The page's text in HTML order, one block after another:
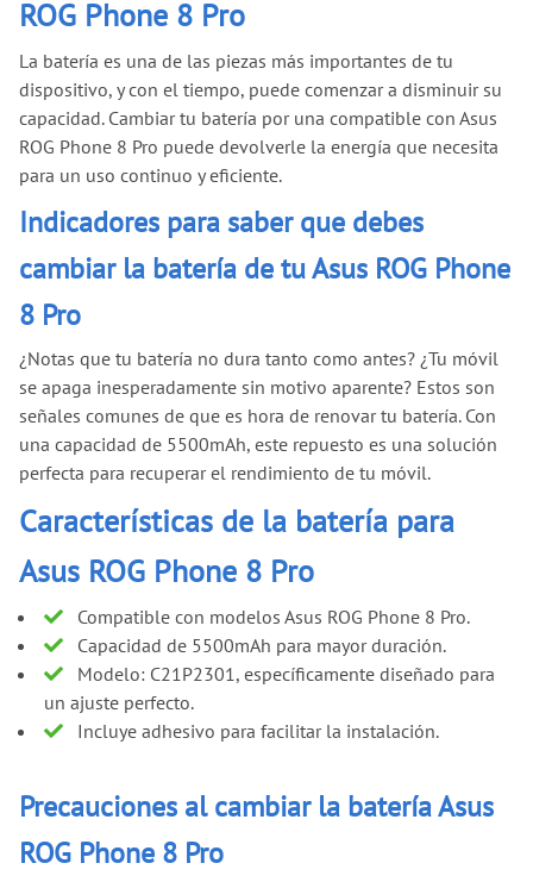
ROG Phone 8 Pro
La batería es una de las piezas más importantes de tu
dispositivo, y con el tiempo, puede comenzar a disminuir su
capacidad. Cambiar tu batería por una compatible con Asus
ROG Phone 8 Pro puede devolverle la energía que necesita
para un uso continuo y eficiente.
Indicadores para saber que debes
cambiar la batería de tu Asus ROG Phone
8 Pro
¿Notas que tu batería no dura tanto como antes? ¿Tu móvil
se apaga inesperadamente sin motivo aparente? Estos son
señales comunes de que es hora de renovar tu batería. Con
una capacidad de 5500mAh, este repuesto es una solución
perfecta para recuperar el rendimiento de tu móvil.
Características de la batería para
Asus ROG Phone 8 Pro
Compatible con modelos Asus ROG Phone 8 Pro.
Capacidad de 5500mAh para mayor duración.
Modelo: C21P2301, específicamente diseñado para
un ajuste perfecto.
Incluye adhesivo para facilitar la instalación.
Precauciones al cambiar la batería Asus
ROG Phone 8 Pro